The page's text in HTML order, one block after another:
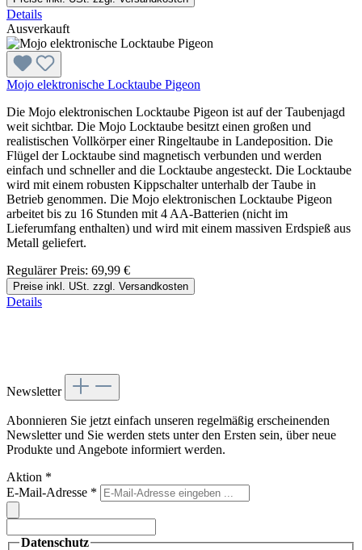
Details
Ausverkauft
Mojo elektronische Locktaube Pigeon
Die Mojo elektronischen Locktaube Pigeon ist auf der Taubenjagd
weit sichtbar. Die Mojo Locktaube besitzt einen großen und
realistischen Vollkörper einer Ringeltaube in Landeposition. Die
Flügel der Locktaube sind magnetisch verbunden und werden
einfach und schneller and die Locktaube angesteckt. Die Locktaube
wird mit einem robusten Kippschalter unterhalb der Taube in
Betrieb genommen. Die Mojo elektronischen Locktaube Pigeon
arbeitet bis zu 16 Stunden mit 4 AA-Batterien (nicht im
Lieferumfang enthalten) und wird mit einem massiven Erdspieß aus
Metall geliefert.
Regulärer Preis: 69,99 €
Preise inkl. USt. zzgl. Versandkosten
Details
Newsletter
Abonnieren Sie jetzt einfach unseren regelmäßig erscheinenden
Newsletter und Sie werden stets unter den Ersten sein, über neue
Produkte und Angebote informiert werden.
Aktion *
E-Mail-Adresse *
Datenschutz